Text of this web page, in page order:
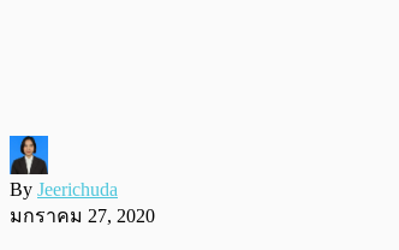
By Jeerichuda
มกราคม 27, 2020